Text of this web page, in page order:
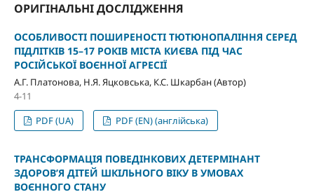
ОРИГІНАЛЬНІ ДОСЛІДЖЕННЯ
ОСОБЛИВОСТІ ПОШИРЕНОСТІ ТЮТЮНОПАЛІННЯ СЕРЕД
ПІДЛІТКІВ 15–17 РОКІВ МІСТА КИЄВА ПІД ЧАС
РОСІЙСЬКОЇ ВОЄННОЇ АГРЕСІЇ
А.Г. Платонова, Н.Я. Яцковська, К.С. Шкарбан (Автор)
4-11
PDF (UA)
PDF (EN) (англійська)
ТРАНСФОРМАЦІЯ ПОВЕДІНКОВИХ ДЕТЕРМІНАНТ
ЗДОРОВ’Я ДІТЕЙ ШКІЛЬНОГО ВІКУ В УМОВАХ
ВОЄННОГО СТАНУ